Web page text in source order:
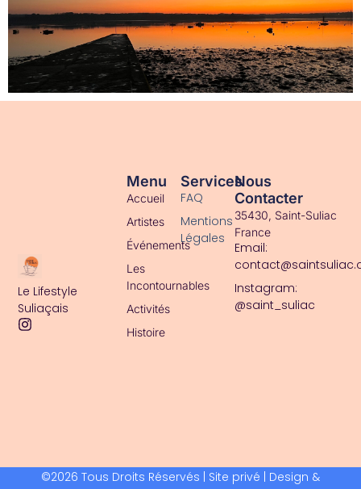
Le Lifestyle
Suliaçais
Services
FAQ
Mentions
Légales
Menu
Accueil
Artistes
Événements
Les
Incontournables
Activités
Histoire
Nous
Contacter
35430, Saint-Suliac
France
Email:
Instagram:
@saint_suliac
©2026 Tous Droits Réservés | Site privé | Design &